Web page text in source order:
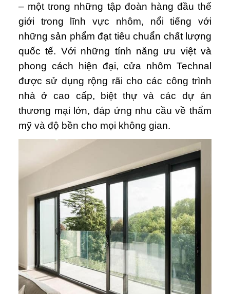
– một trong những tập đoàn hàng đầu thế
giới trong lĩnh vực nhôm, nổi tiếng với
những sản phẩm đạt tiêu chuẩn chất lượng
quốc tế. Với những tính năng ưu việt và
phong cách hiện đại, cửa nhôm Technal
được sử dụng rộng rãi cho các công trình
nhà ở cao cấp, biệt thự và các dự án
thương mại lớn, đáp ứng nhu cầu về thẩm
mỹ và độ bền cho mọi không gian.